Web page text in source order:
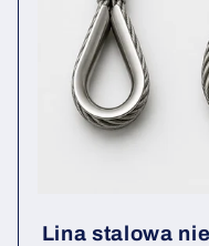
Lina stalowa